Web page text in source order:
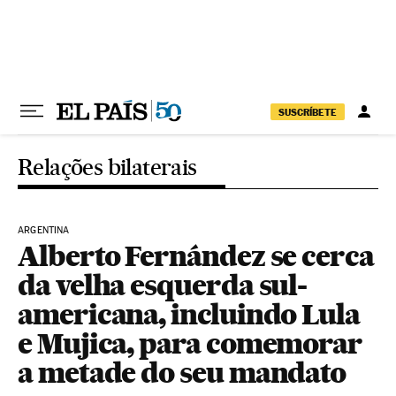
SUSCRÍBETE
Relações bilaterais
ARGENTINA
Alberto Fernández se cerca
da velha esquerda sul-
americana, incluindo Lula
e Mujica, para comemorar
a metade do seu mandato